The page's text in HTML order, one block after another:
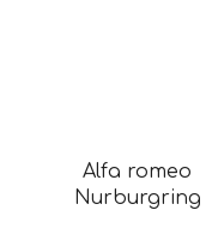
Alfa romeo
Nurburgring